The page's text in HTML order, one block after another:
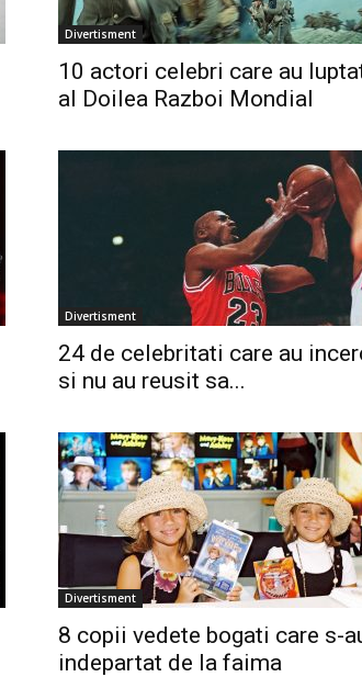
Divertisment
10 actori celebri care au
al Doilea Razboi Mondial
Divertisment
24 de celebritati care au
si nu au reusit sa...
Divertisment
8 copii vedete bogati care s-
indepartat de la faima